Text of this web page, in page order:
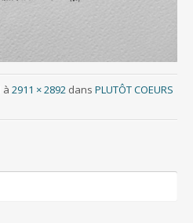
à 2911 × 2892dans PLUTÔT COEURS